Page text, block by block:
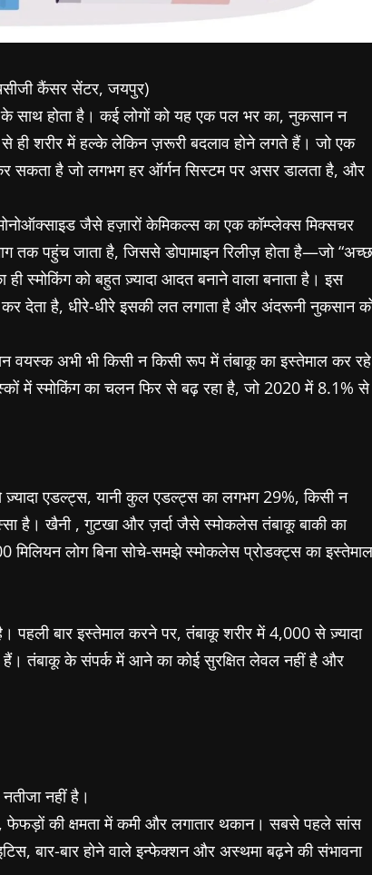
कैंसर सेंटर, जयपुर)
साथ होता है। कई लोगों को यह एक पल भर का, नुकसान न
ही शरीर में हल्के लेकिन ज़रूरी बदलाव होने लगते हैं। जो एक
है जो लगभग हर ऑर्गन सिस्टम पर असर डालता है, और
जैसे हज़ारों केमिकल्स का एक कॉम्प्लेक्स मिक्सचर
तक पहुंच जाता है, जिससे डोपामाइन रिलीज़ होता है—जो
स्मोकिंग को बहुत ज़्यादा आदत बनाने वाला बनाता है। इस
देता है, धीरे-धीरे इसकी लत लगाता है और अंदरूनी नुकसान
वयस्क अभी भी किसी न किसी रूप में तंबाकू का इस्तेमाल कर रहे
में स्मोकिंग का चलन फिर से बढ़ रहा है, जो 2020 में 8.1% से
ज़्यादा एडल्ट्स, यानी कुल एडल्ट्स का लगभग 29%, किसी न
है। खैनी , गुटखा और ज़र्दा जैसे स्मोकलेस तंबाकू बाकी का
मिलियन लोग बिना सोचे-समझे स्मोकलेस प्रोडक्ट्स का इस्तेमाल
पहली बार इस्तेमाल करने पर, तंबाकू शरीर में 4,000 से ज़्यादा
तंबाकू के संपर्क में आने का कोई सुरक्षित लेवल नहीं है और
नहीं है।
की क्षमता में कमी और लगातार थकान। सबसे पहले सांस
बार-बार होने वाले इन्फेक्शन और अस्थमा बढ़ने की संभावना